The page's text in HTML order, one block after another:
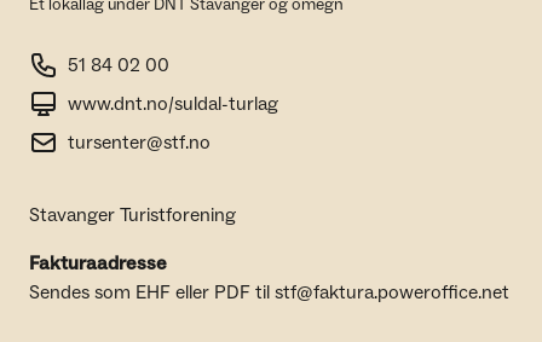
Et lokallag under DNT Stavanger og omegn
51 84 02 00
www.dnt.no/suldal-turlag
tursenter@stf.no
Stavanger Turistforening
Fakturaadresse
Sendes som EHF eller PDF til stf@faktura.poweroffice.net